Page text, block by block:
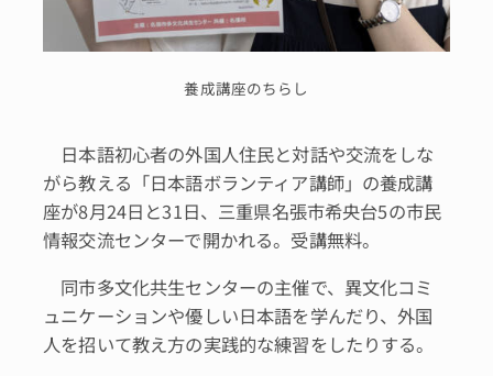
養成講座のちらし
日本語初心者の外国人住民と対話や交流をしな
がら教える「日本語ボランティア講師」の養成講
座が8月24日と31日、三重県名張市希央台5の市民
情報交流センターで開かれる。受講無料。
同市多文化共生センターの主催で、異文化コミ
ュニケーションや優しい日本語を学んだり、外国
人を招いて教え方の実践的な練習をしたりする。